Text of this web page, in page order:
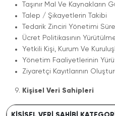
Taşınır Mal Ve Kaynakların
Talep / Şikayetlerin Takibi
Tedarik Zinciri Yönetimi
Ücret Politikasının
Yetkili Kişi, Kurum Ve
Yönetim Faaliyetlerinin
Ziyaretçi Kayıtlarının
Kişisel Veri Sahipleri